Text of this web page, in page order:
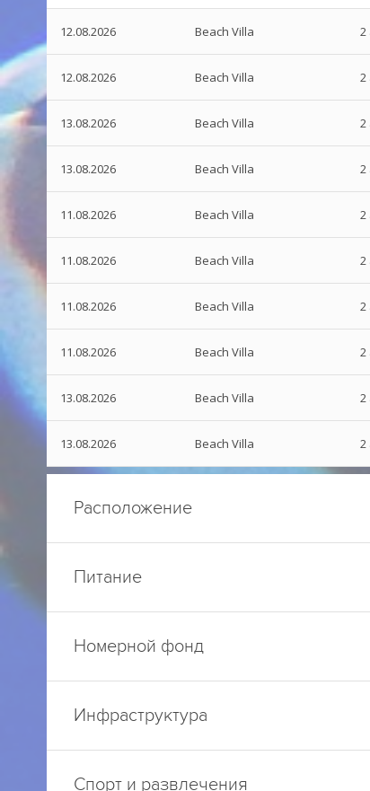
12.08.2026 Beach Villa 2
12.08.2026 Beach Villa 2
13.08.2026 Beach Villa 2
13.08.2026 Beach Villa 2
11.08.2026 Beach Villa 2
11.08.2026 Beach Villa 2
11.08.2026 Beach Villa 2
11.08.2026 Beach Villa 2
13.08.2026 Beach Villa 2
13.08.2026 Beach Villa 2
Расположение
Питание
Номерной фонд
Инфраструктура
Спорт и развлечения